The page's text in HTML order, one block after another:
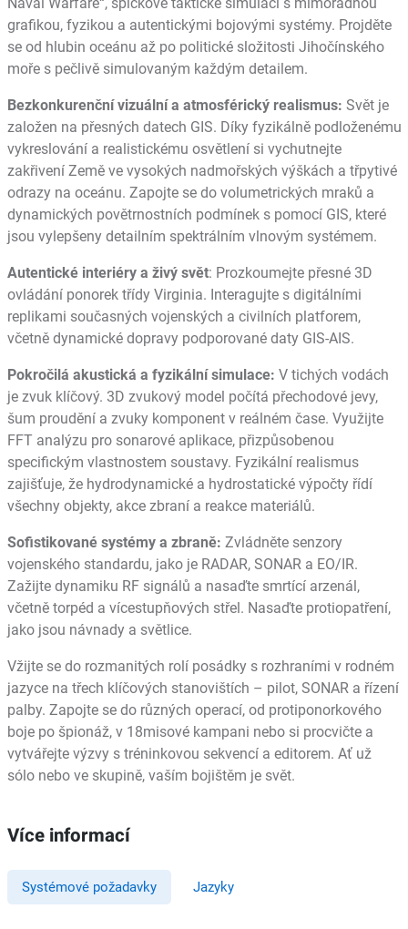
grafikou, fyzikou a autentickými bojovými systémy. Projděte
se od hlubin oceánu až po politické složitosti Jihočínského
moře s pečlivě simulovaným každým detailem.
Bezkonkurenční vizuální a atmosférický realismus: Svět je
založen na přesných datech GIS. Díky fyzikálně podloženému
vykreslování a realistickému osvětlení si vychutnejte
zakřivení Země ve vysokých nadmořských výškách a třpytivé
odrazy na oceánu. Zapojte se do volumetrických mraků a
dynamických povětrnostních podmínek s pomocí GIS, které
jsou vylepšeny detailním spektrálním vlnovým systémem.
Autentické interiéry a živý svět: Prozkoumejte přesné 3D
ovládání ponorek třídy Virginia. Interagujte s digitálními
replikami současných vojenských a civilních platforem,
včetně dynamické dopravy podporované daty GIS-AIS.
Pokročilá akustická a fyzikální simulace: V tichých vodách
je zvuk klíčový. 3D zvukový model počítá přechodové jevy,
šum proudění a zvuky komponent v reálném čase. Využijte
FFT analýzu pro sonarové aplikace, přizpůsobenou
specifickým vlastnostem soustavy. Fyzikální realismus
zajišťuje, že hydrodynamické a hydrostatické výpočty řídí
všechny objekty, akce zbraní a reakce materiálů.
Sofistikované systémy a zbraně: Zvládněte senzory
vojenského standardu, jako je RADAR, SONAR a EO/IR.
Zažijte dynamiku RF signálů a nasaďte smrtící arzenál,
včetně torpéd a vícestupňových střel. Nasaďte protiopatření,
jako jsou návnady a světlice.
Vžijte se do rozmanitých rolí posádky s rozhraními v rodném
jazyce na třech klíčových stanovištích – pilot, SONAR a řízení
palby. Zapojte se do různých operací, od protiponorkového
boje po špionáž, v 18misové kampani nebo si procvičte a
vytvářejte výzvy s tréninkovou sekvencí a editorem. Ať už
sólo nebo ve skupině, vaším bojištěm je svět.
Více informací
Systémové požadavky Jazyky